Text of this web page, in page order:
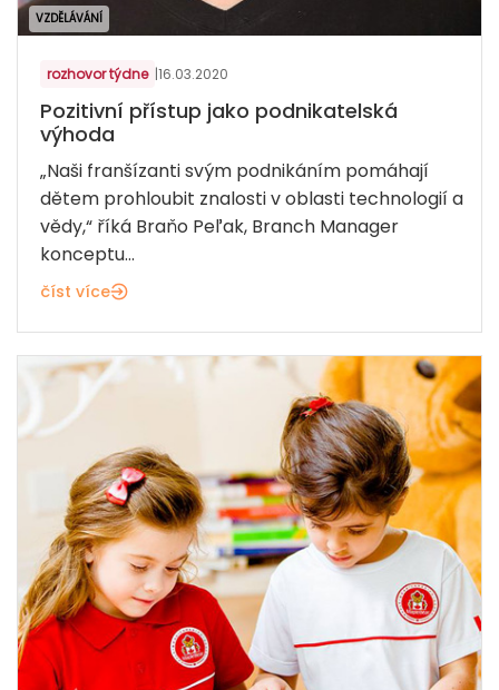
VZDĚLÁVÁNÍ
rozhovor týdne |16.03.2020
Pozitivní přístup jako podnikatelská
výhoda
„Naši franšízanti svým podnikáním pomáhají
dětem prohloubit znalosti v oblasti technologií a
vědy,“ říká Braňo Peľak, Branch Manager
konceptu...
číst více